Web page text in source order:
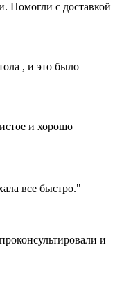
Помогли с доставкой
, и это было
и хорошо
все быстро."
и